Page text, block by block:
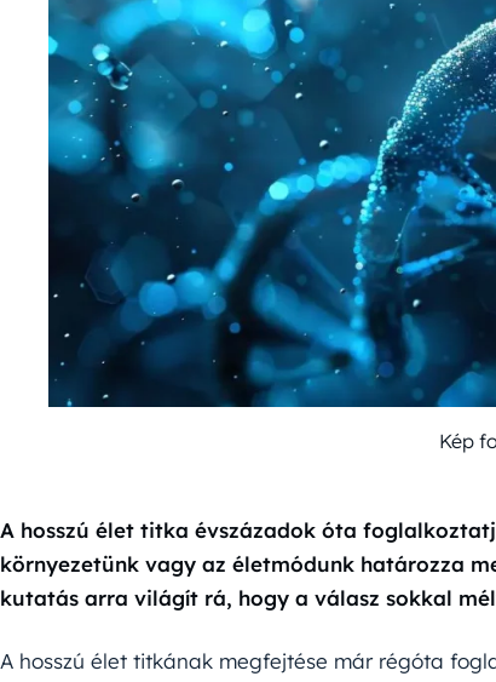
Kép
A hosszú élet titka évszázadok óta
környezetünk vagy az életmódunk határozza
kutatás arra világít rá, hogy a válasz sokkal
A hosszú élet titkának megfejtése már régóta